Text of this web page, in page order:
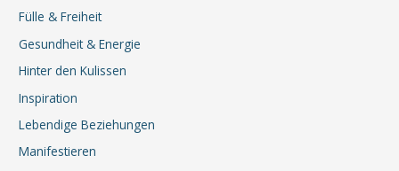
Fülle & Freiheit
Gesundheit & Energie
Hinter den Kulissen
Inspiration
Lebendige Beziehungen
Manifestieren